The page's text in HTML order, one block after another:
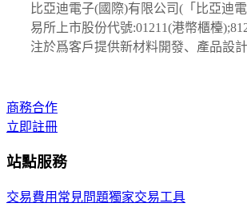
比亞迪電子(國際)有限公司(「比亞迪
易所上市股份代號:01211(港幣櫃檯
注於爲客戶提供新材料開發、產品設
商務合作
立即註冊
站點服務
交易費用 常見問題獨家交易工具